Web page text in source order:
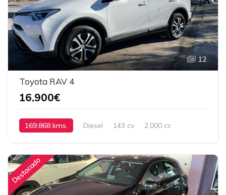
12
Toyota RAV 4
16.900€
169.868 kms. Diesel 143 cv
2.000 cc
Destacado